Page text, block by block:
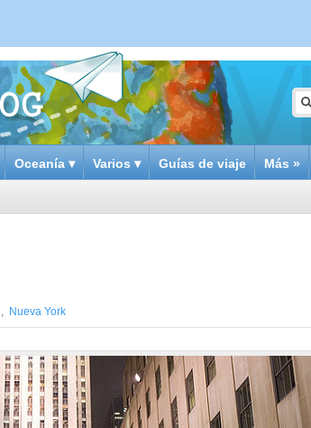
Oceanía ▾ Varios ▾ Guías de viaje Más »
, Nueva York